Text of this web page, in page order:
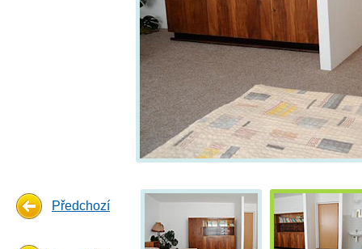
Předchozí